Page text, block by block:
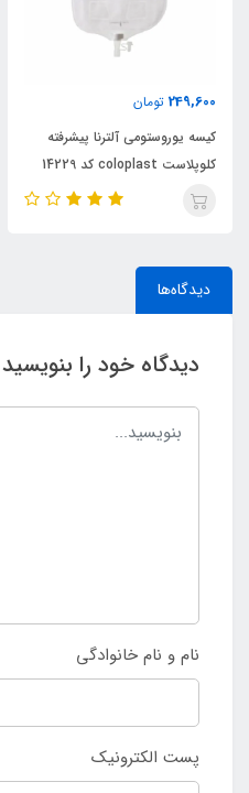
249,600 تومان
کیسه یوروستومی آلترنا پیشرفته
کلوپلاست coloplast کد 14229
دیدگاه‌ها
دیدگاه خود را بنویسید
نام و نام خانوادگی
پست الکترونیک